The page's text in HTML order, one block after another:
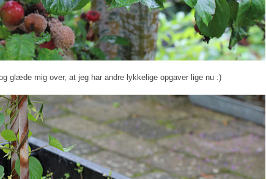
glæde mig over, at jeg har andre lykkelige opgaver lige nu :)